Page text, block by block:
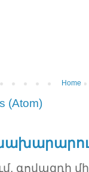
Home
(Atom)
գովազդի